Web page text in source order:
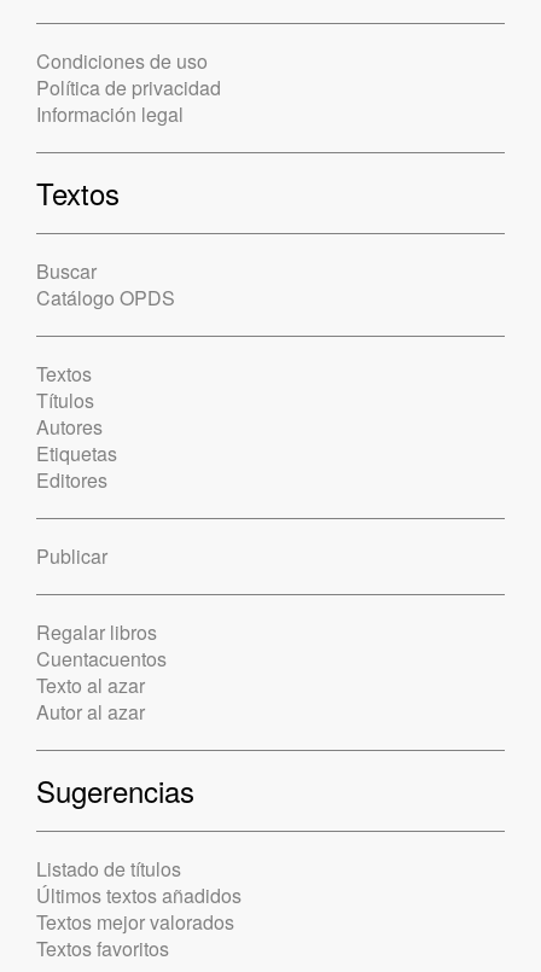
Condiciones de uso
Política de privacidad
Información legal
Textos
Buscar
Catálogo OPDS
Textos
Títulos
Autores
Etiquetas
Editores
Publicar
Regalar libros
Cuentacuentos
Texto al azar
Autor al azar
Sugerencias
Listado de títulos
Últimos textos añadidos
Textos mejor valorados
Textos favoritos